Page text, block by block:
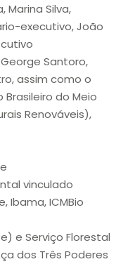
Marina Silva,
executivo, João
Santoro,
assim como o
do Meio
Renováveis),
vinculado
Ibama, ICMBio
e Serviço Florestal
dos Três Poderes